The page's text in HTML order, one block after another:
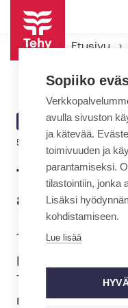
Hyppää
pääsisältöön
Etusivu
ARTIKKELIN
KATEGORIA
TIEDOTE
5.2.2020 | 11:49
Tehy:
pitää lisätä
Tällä hetkellä
Sopiiko
avulla sivuston
ja kätevää.
toimivuuden ja
parantamiseksi.
tilastointiin, jonka
Lisäksi
kohdistamiseen.
Lue lisää